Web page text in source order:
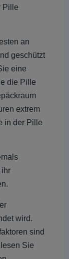
Pille
an
geschützt
eine
die Pille
extrem
in der Pille
ihr
wird.
sind
Sie